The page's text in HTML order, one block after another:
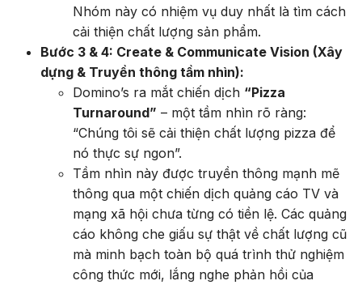
Nhóm này có nhiệm vụ duy nhất là tìm cách
cải thiện chất lượng sản phẩm.
Bước 3 & 4: Create & Communicate Vision (Xây
dựng & Truyền thông tầm nhìn):
Domino’s ra mắt chiến dịch “Pizza
Turnaround” – một tầm nhìn rõ ràng:
“Chúng tôi sẽ cải thiện chất lượng pizza để
nó thực sự ngon”.
Tầm nhìn này được truyền thông mạnh mẽ
thông qua một chiến dịch quảng cáo TV và
mạng xã hội chưa từng có tiền lệ. Các quảng
cáo không che giấu sự thật về chất lượng cũ
mà minh bạch toàn bộ quá trình thử nghiệm
công thức mới, lắng nghe phản hồi của